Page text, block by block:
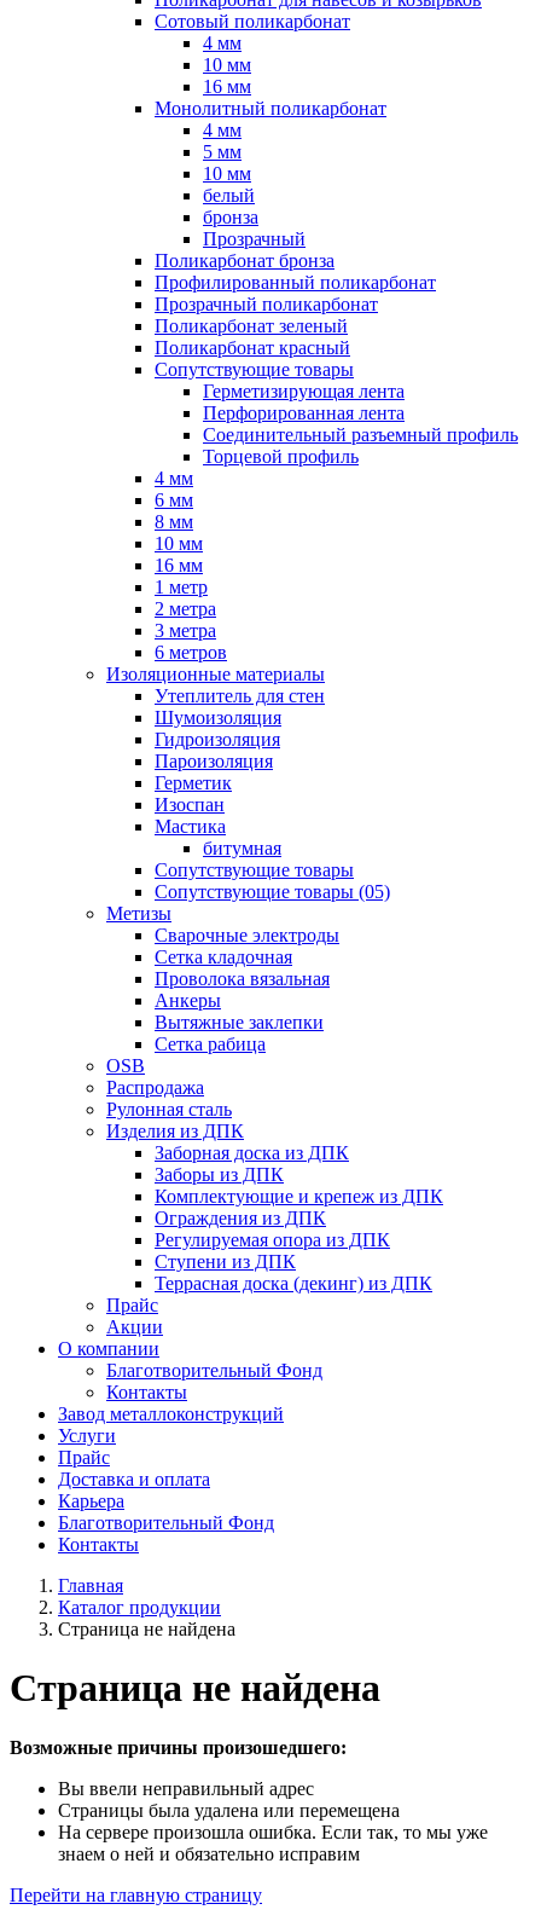
Сотовый поликарбонат
4 мм
10 мм
16 мм
Монолитный поликарбонат
4 мм
5 мм
10 мм
белый
бронза
Прозрачный
Поликарбонат бронза
Профилированный поликарбонат
Прозрачный поликарбонат
Поликарбонат зеленый
Поликарбонат красный
Сопутствующие товары
Герметизирующая лента
Перфорированная лента
Соединительный разъемный профиль
Торцевой профиль
4 мм
6 мм
8 мм
10 мм
16 мм
1 метр
2 метра
3 метра
6 метров
Изоляционные материалы
Утеплитель для стен
Шумоизоляция
Гидроизоляция
Пароизоляция
Герметик
Изоспан
Мастика
битумная
Сопутствующие товары
Сопутствующие товары (05)
Метизы
Сварочные электроды
Сетка кладочная
Проволока вязальная
Анкеры
Вытяжные заклепки
Сетка рабица
OSB
Распродажа
Рулонная сталь
Изделия из ДПК
Заборная доска из ДПК
Заборы из ДПК
Комплектующие и крепеж из ДПК
Ограждения из ДПК
Регулируемая опора из ДПК
Ступени из ДПК
Террасная доска (декинг) из ДПК
Прайс
Акции
О компании
Благотворительный Фонд
Контакты
Завод металлоконструкций
Услуги
Прайс
Доставка и оплата
Карьера
Благотворительный Фонд
Контакты
Главная
Каталог продукции
Страница не найдена
Страница не найдена
Возможные причины произошедшего:
Вы ввели неправильный адрес
Страницы была удалена или перемещена
На сервере произошла ошибка. Если так, то мы уже
знаем о ней и обязательно исправим
Перейти на главную страницу